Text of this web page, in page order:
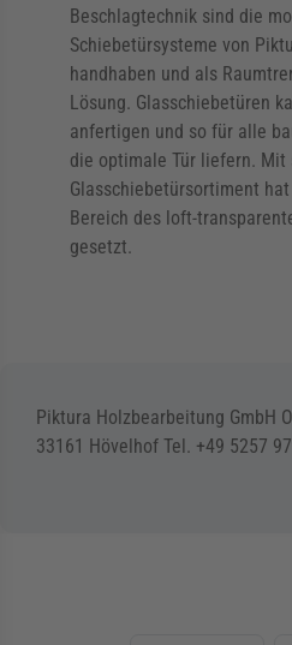
Beschlagtechnik sind die
Schiebetürsysteme von
handhaben und als
Lösung. Glasschiebetüren
anfertigen und so für alle
die optimale Tür liefern. Mit
Glasschiebetürsortiment
Bereich des loft-
gesetzt.
Piktura Holzbearbeitung GmbH
33161 Hövelhof Tel. +49 5257